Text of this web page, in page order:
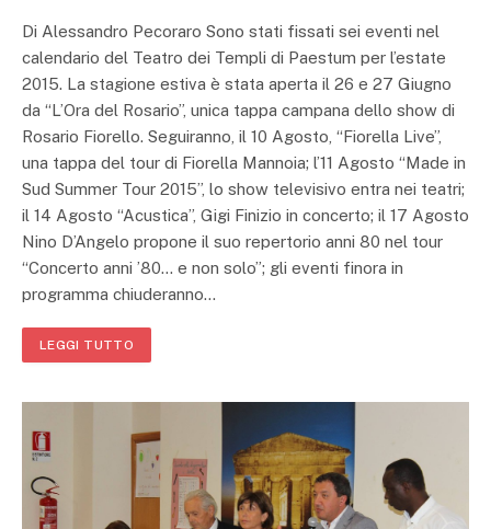
Di Alessandro Pecoraro Sono stati fissati sei eventi nel
calendario del Teatro dei Templi di Paestum per l’estate
2015. La stagione estiva è stata aperta il 26 e 27 Giugno
da “L’Ora del Rosario”, unica tappa campana dello show di
Rosario Fiorello. Seguiranno, il 10 Agosto, “Fiorella Live”,
una tappa del tour di Fiorella Mannoia; l’11 Agosto “Made in
Sud Summer Tour 2015”, lo show televisivo entra nei teatri;
il 14 Agosto “Acustica”, Gigi Finizio in concerto; il 17 Agosto
Nino D’Angelo propone il suo repertorio anni 80 nel tour
“Concerto anni ’80… e non solo”; gli eventi finora in
programma chiuderanno…
LEGGI TUTTO